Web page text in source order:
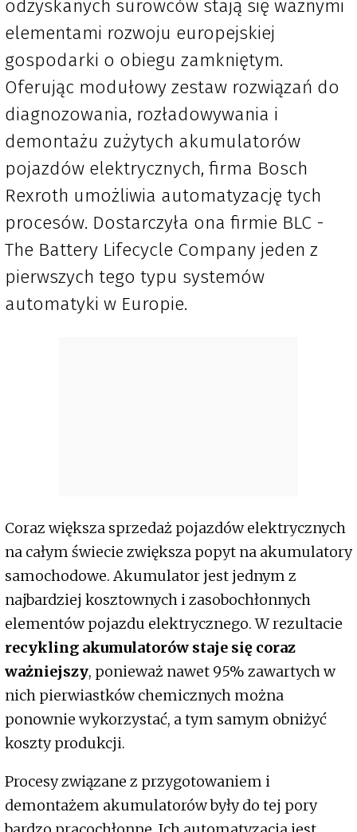
odzyskanych surowców stają się ważnymi
elementami rozwoju europejskiej
gospodarki o obiegu zamkniętym.
Oferując modułowy zestaw rozwiązań do
diagnozowania, rozładowywania i
demontażu zużytych akumulatorów
pojazdów elektrycznych, firma Bosch
Rexroth umożliwia automatyzację tych
procesów. Dostarczyła ona firmie BLC -
The Battery Lifecycle Company jeden z
pierwszych tego typu systemów
automatyki w Europie.
Coraz większa sprzedaż pojazdów elektrycznych
na całym świecie zwiększa popyt na akumulatory
samochodowe. Akumulator jest jednym z
najbardziej kosztownych i zasobochłonnych
elementów pojazdu elektrycznego. W rezultacie
recykling akumulatorów staje się coraz
ważniejszy, ponieważ nawet 95% zawartych w
nich pierwiastków chemicznych można
ponownie wykorzystać, a tym samym obniżyć
koszty produkcji.
Procesy związane z przygotowaniem i
demontażem akumulatorów były do tej pory